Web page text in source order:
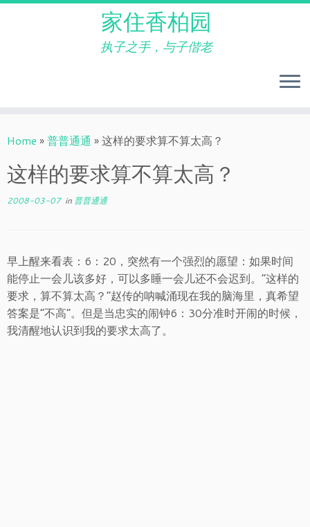
to
家住香柏园
执子之手，与子偕老
Home »普普通通 »这样的要求算不算太高？
这样的要求算不算太高？
2008-03-07in 普普通通
早上醒来看表：6：20，突然有一个强烈的愿望：如果时间
能停止一会儿该多好，可以多睡一会儿还不会迟到。“这样的
要求，算不算太高？”赵传的呐喊涌现在我的脑海里，真希望
答案是“不高”。但是当忠实的闹钟6：30分准时开闹的时候，
我清醒地认识到我的要求太高了。